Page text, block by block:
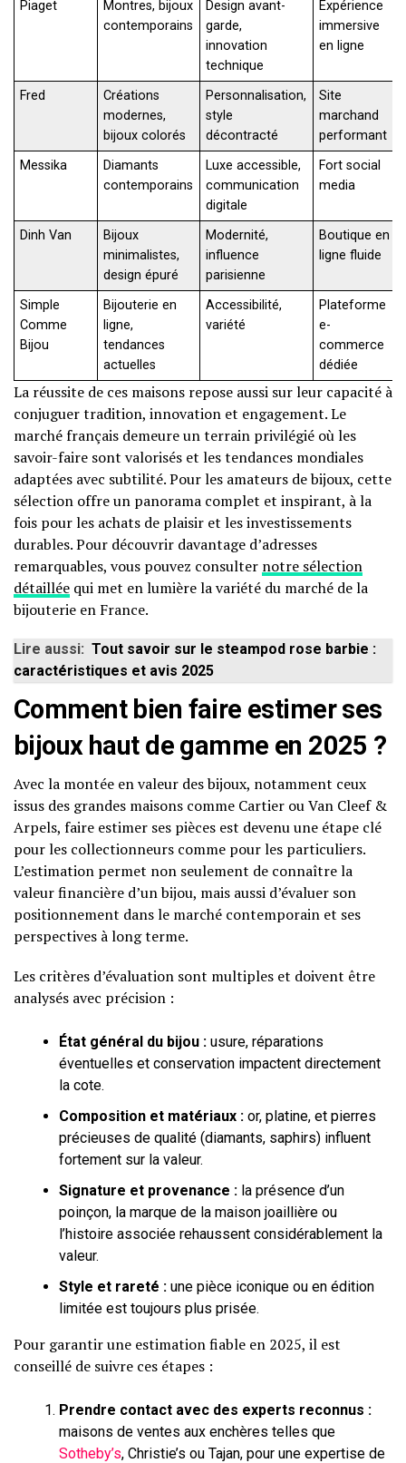
Piaget
Montres, bijoux
contemporains
Design avant-
garde,
innovation
technique
Expérience
immersive
en ligne
Fred
Créations
modernes,
bijoux colorés
Personnalisation,
style
décontracté
Site
marchand
performant
Messika
Diamants
contemporains
Luxe accessible,
communication
digitale
Fort social
media
Dinh Van
Bijoux
minimalistes,
design épuré
Modernité,
influence
parisienne
Boutique en
ligne fluide
Simple
Comme
Bijou
Bijouterie en
ligne,
tendances
actuelles
Accessibilité,
variété
Plateforme
e-
commerce
dédiée
La réussite de ces maisons repose aussi sur leur capacité à
conjuguer tradition, innovation et engagement. Le
marché français demeure un terrain privilégié où les
savoir-faire sont valorisés et les tendances mondiales
adaptées avec subtilité. Pour les amateurs de bijoux, cette
sélection offre un panorama complet et inspirant, à la
fois pour les achats de plaisir et les investissements
durables. Pour découvrir davantage d’adresses
remarquables, vous pouvez consulter notre sélection
détaillée qui met en lumière la variété du marché de la
bijouterie en France.
Lire aussi: Tout savoir sur le steampod rose barbie :
caractéristiques et avis 2025
Comment bien faire estimer ses
bijoux haut de gamme en 2025 ?
Avec la montée en valeur des bijoux, notamment ceux
issus des grandes maisons comme Cartier ou Van Cleef &
Arpels, faire estimer ses pièces est devenu une étape clé
pour les collectionneurs comme pour les particuliers.
L’estimation permet non seulement de connaître la
valeur financière d’un bijou, mais aussi d’évaluer son
positionnement dans le marché contemporain et ses
perspectives à long terme.
Les critères d’évaluation sont multiples et doivent être
analysés avec précision :
État général du bijou : usure, réparations
éventuelles et conservation impactent directement
la cote.
Composition et matériaux : or, platine, et pierres
précieuses de qualité (diamants, saphirs) influent
fortement sur la valeur.
Signature et provenance : la présence d’un
poinçon, la marque de la maison joaillière ou
l’histoire associée rehaussent considérablement la
valeur.
Style et rareté : une pièce iconique ou en édition
limitée est toujours plus prisée.
Pour garantir une estimation fiable en 2025, il est
conseillé de suivre ces étapes :
Prendre contact avec des experts reconnus :
maisons de ventes aux enchères telles que
Sotheby’s, Christie’s ou Tajan, pour une expertise de